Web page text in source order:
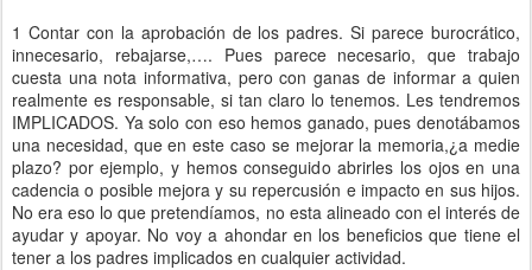
1 Contar con la aprobación de los padres. Si parece burocrático,
innecesario, rebajarse,…. Pues parece necesario, que trabajo
cuesta una nota informativa, pero con ganas de informar a quien
realmente es responsable, si tan claro lo tenemos. Les tendremos
IMPLICADOS. Ya solo con eso hemos ganado, pues denotábamos
una necesidad, que en este caso se mejorar la memoria,¿a medie
plazo? por ejemplo, y hemos conseguido abrirles los ojos en una
cadencia o posible mejora y su repercusión e impacto en sus hijos.
No era eso lo que pretendíamos, no esta alineado con el interés de
ayudar y apoyar. No voy a ahondar en los beneficios que tiene el
tener a los padres implicados en cualquier actividad.